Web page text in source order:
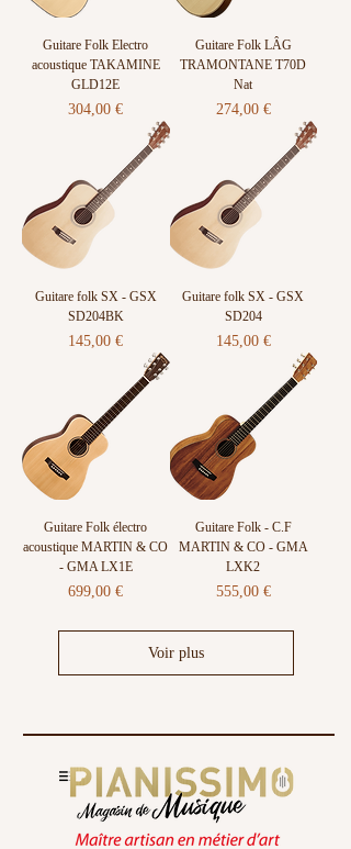
Guitare Folk Electro
acoustique TAKAMINE
GLD12E
Prix
304,00 €
Guitare Folk LÂG
TRAMONTANE T70D
Nat
Prix
274,00 €
Guitare folk SX - GSX
SD204BK
Prix
145,00 €
Guitare folk SX - GSX
SD204
Prix
145,00 €
Guitare Folk électro
acoustique MARTIN & CO
- GMA LX1E
Prix
699,00 €
Guitare Folk - C.F
MARTIN & CO - GMA
LXK2
Prix
555,00 €
Voir plus